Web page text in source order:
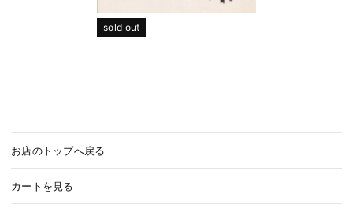
sold out
お店のトップへ戻る
カートを見る